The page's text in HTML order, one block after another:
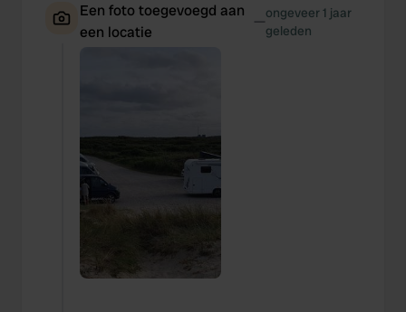
Een foto toegevoegd aan
een locatie
—ongeveer 1 jaar
geleden